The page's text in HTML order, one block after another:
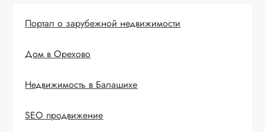
а
ц
и
я
Портал о зарубежной недвижимости
Дом в Орехово
Недвижимость в Балашихе
SEO продвижение